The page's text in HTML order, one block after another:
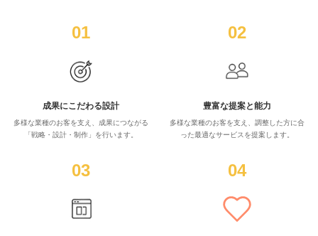
01
成果にこだわる設計
多様な業種のお客を支え、成果につながる
「戦略・設計・制作」を行います。
02
豊富な提案と能力
多様な業種のお客を支え、調整した方に合
った最適なサービスを提案します。
03 04